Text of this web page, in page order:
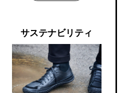
サステナビリティ